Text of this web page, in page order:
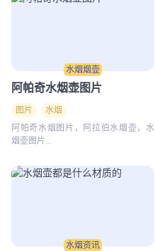
水烟烟壶
阿帕奇水烟壶图片
图片
水烟
阿帕奇水烟图片，阿拉伯水烟壶，水
烟壶图片...
水烟资讯